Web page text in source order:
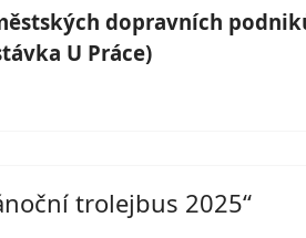
dopravních
U Práce)
trolejbus 2025“